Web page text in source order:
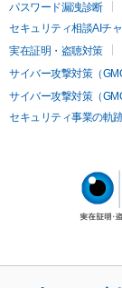
パスワード漏洩診断
セキュリティ相談AIチ
実在証明・盗聴対策
サイバー攻撃対策（
サイバー攻撃対策（
セキュリティ事業の軌